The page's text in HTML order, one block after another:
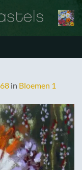
in Bloemen 1